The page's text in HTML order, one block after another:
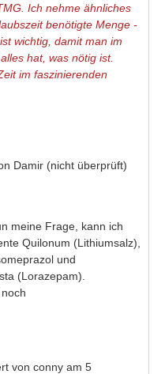
Ich nehme ähnliches
benötigte Menge -
wichtig, damit man im
hat, was nötig ist.
im faszinierenden
Damir (nicht überprüft)
meine Frage, kann ich
Quilonum (Lithiumsalz),
und
(Lorazepam).
von conny am 5